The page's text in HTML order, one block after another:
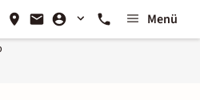
Menü
der